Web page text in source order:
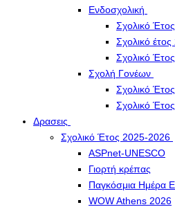
Ενδοσχολική
Σχολικό
Σχολικό
Σχολικό
Σχολή Γονέων
Σχολικό
Σχολικό
Δρασεις
Σχολικό Έτος 2025-2026
ASPnet-UNESCO
Γιορτή κρέπας
Παγκόσμια Ημέρα
WOW Athens 2026